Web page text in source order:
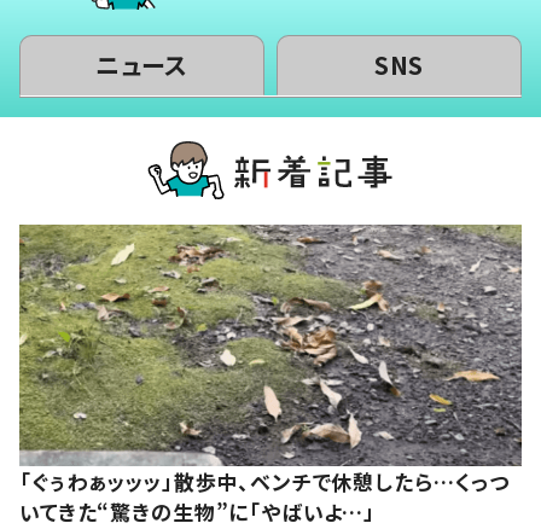
ニュース SNS
「ぐぅわぁッッッ」散歩中、ベンチで休憩したら…くっつ
いてきた“驚きの生物”に「やばいよ…」